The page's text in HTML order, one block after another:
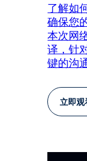
了解如
确保您
本次网
译，针
键的沟
立即观